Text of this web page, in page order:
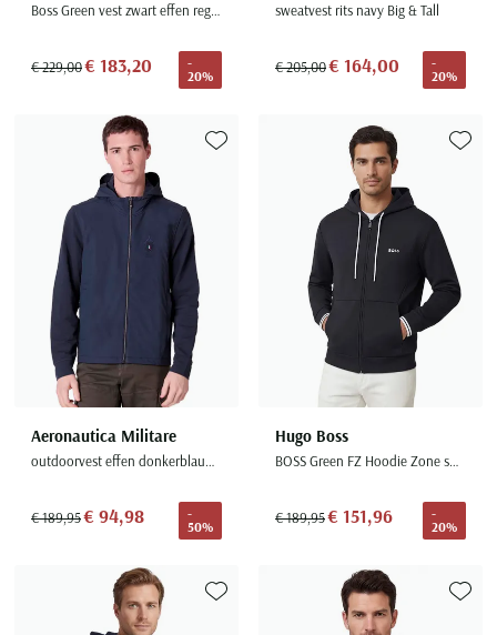
Boss Green vest zwart effen regular fit katoen
€ 229,00€ 183,20
-
20%
sweatvest rits navy Big & Tall
€ 205,00€ 164,00
-
20%
Aeronautica Militare
outdoorvest effen donkerblauw slim fit
€ 189,95€ 94,98
-
50%
Toevoegen aan favorieten
Hugo Boss
BOSS Green FZ Hoodie Zone sweatvest donkerblauw B&T
€ 189,95€ 151,96
-
20%
Toevoegen aan favorieten